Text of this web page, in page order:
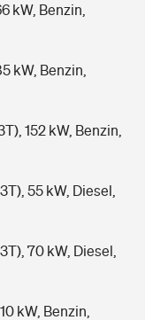
kW, Benzin,
kW, Benzin,
152 kW, Benzin,
55 kW, Diesel,
70 kW, Diesel,
kW, Benzin,